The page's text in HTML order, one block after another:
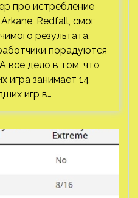
про истребление
Redfall, смог
результата.
порадуются
все дело в том, что
игра занимает 14
игр в…